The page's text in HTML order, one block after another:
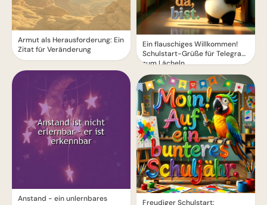
Armut als Herausforderung: Ein
Zitat für Veränderung
Anstand - ein unlernbares
Ein flauschiges Willkommen!
Schulstart-Grüße für Telegram
zum Lächeln
Freudiger Schulstart: